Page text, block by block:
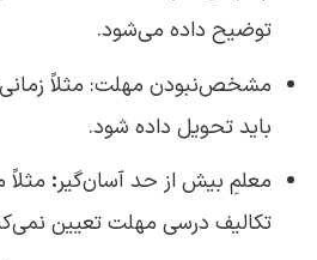
توضیح داده می‌شود.
مشخص‌نبودن مهلت: مثلاً
باید تحویل داده شود.
معلمِ بیش از حد آسان‌گیر:
تکالیف درسی مهلت تعیین